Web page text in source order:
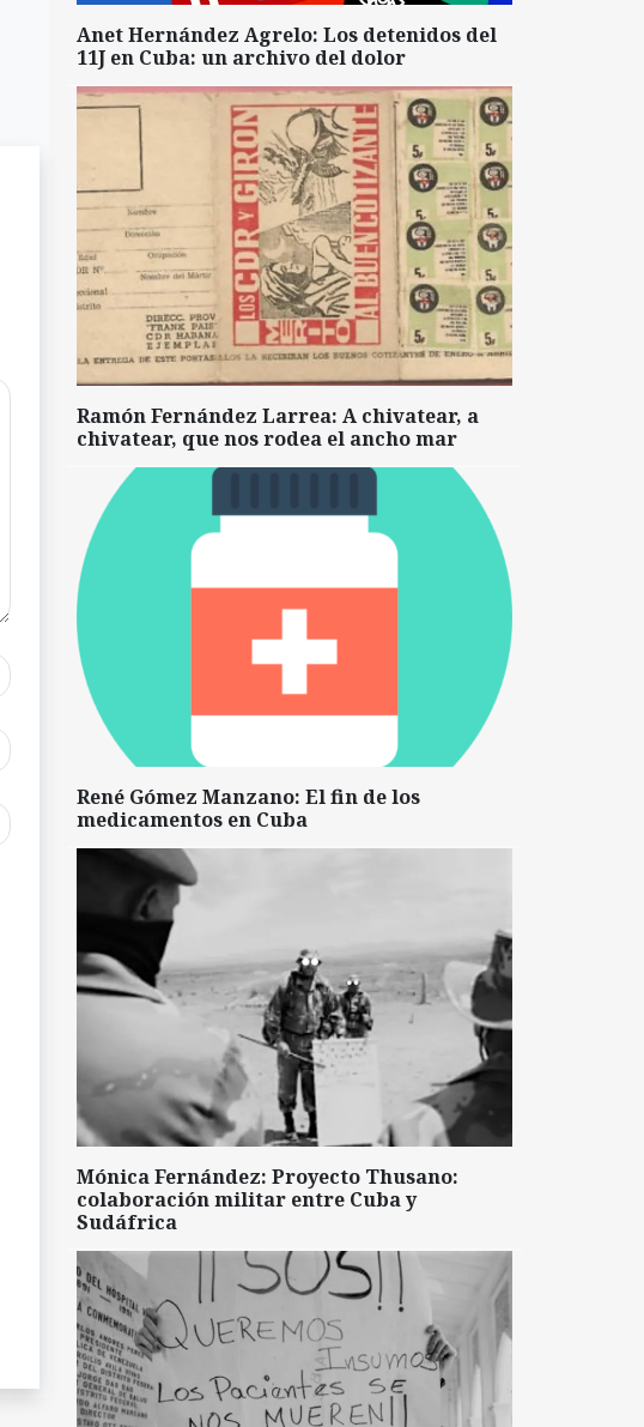
Anet Hernández Agrelo: Los detenidos del
11J en Cuba: un archivo del dolor
Ramón Fernández Larrea: A chivatear, a
chivatear, que nos rodea el ancho mar
René Gómez Manzano: El fin de los
medicamentos en Cuba
Mónica Fernández: Proyecto Thusano:
colaboración militar entre Cuba y
Sudáfrica